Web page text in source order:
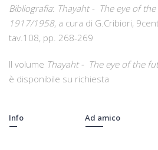
Bibliografia: Thayaht - The eye of
1917/1958, a cura di G.Cribiori,
tav.108, pp. 268-269
Il volume Thayaht - The eye of the
è disponibile su richiesta
Info Ad amico